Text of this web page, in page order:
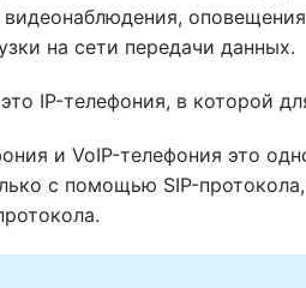
видеонаблюдения,
на сети передачи данных.
IP-телефония, в которой
и VoIP-телефония это
с помощью SIP-